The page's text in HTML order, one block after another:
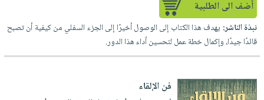
أضف الى الطلبية
نبذة الناشر: يهدف هذا الكتاب إلى الوصول أخيرًا إلى الجزء السفلي من كيفية أن تصبح
قائدًا جيدًا، وإكمال خطة عمل لتحسين أداء هذا الدور.
فن الإلقاء